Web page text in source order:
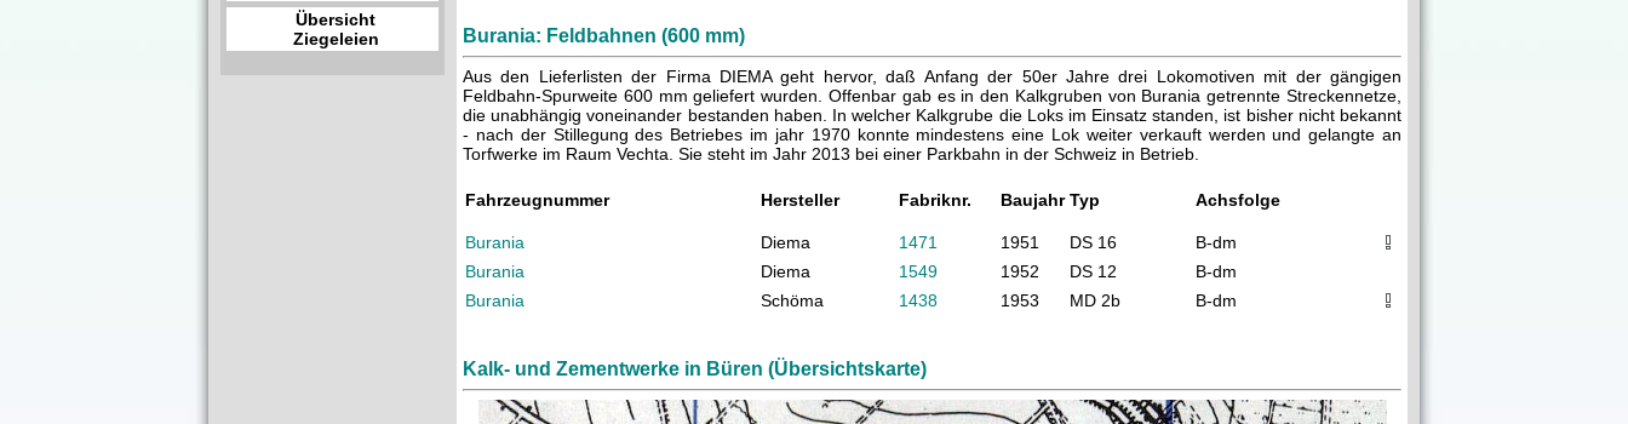
Übersicht
Ziegeleien
Burania: Feldbahnen (600 mm)
Aus den Lieferlisten der Firma DIEMA geht hervor, daß Anfang der 50er Jahre drei Lokomotiven mit der gängigen
Feldbahn-Spurweite 600 mm geliefert wurden. Offenbar gab es in den Kalkgruben von Burania getrennte Streckennetze,
die unabhängig voneinander bestanden haben. In welcher Kalkgrube die Loks im Einsatz standen, ist bisher nicht bekannt
- nach der Stillegung des Betriebes im jahr 1970 konnte mindestens eine Lok weiter verkauft werden und gelangte an
Torfwerke im Raum Vechta. Sie steht im Jahr 2013 bei einer Parkbahn in der Schweiz in Betrieb.
Fahrzeugnummer Hersteller Fabriknr. Baujahr Typ Achsfolge
Burania Diema 1471 1951 DS 16
B-dm
Burania
Diema 1549 1952 DS 12
B-dm
Burania
Schöma 1438 1953 MD 2b B-dm
Kalk- und Zementwerke in Büren (Übersichtskarte)